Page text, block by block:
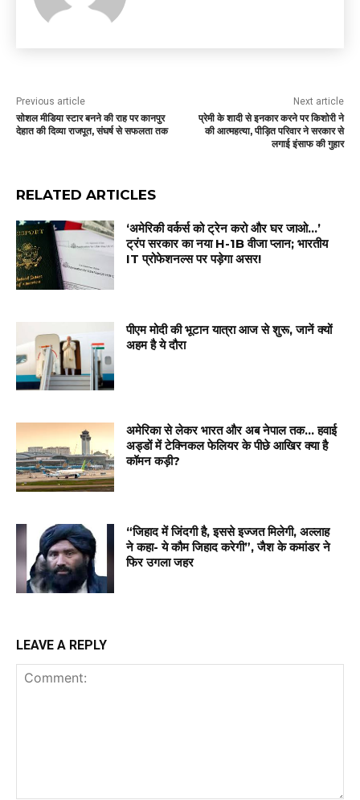
Previous article
सोशल मीडिया स्टार बनने की राह पर कानपुर
देहात की दिव्या राजपूत, संघर्ष से सफलता तक
Next article
प्रेमी के शादी से इनकार करने पर किशोरी ने
की आत्महत्या, पीड़ित परिवार ने सरकार से
लगाई इंसाफ की गुहार
RELATED ARTICLES
‘अमेरिकी वर्कर्स को ट्रेन करो और घर जाओ…’
ट्रंप सरकार का नया H-1B वीजा प्लान; भारतीय
IT प्रोफेशनल्स पर पड़ेगा असर!
पीएम मोदी की भूटान यात्रा आज से शुरू, जानें क्यों
अहम है ये दौरा
अमेरिका से लेकर भारत और अब नेपाल तक… हवाई
अड्डों में टेक्निकल फेलियर के पीछे आखिर क्या है
कॉमन कड़ी?
“जिहाद में जिंदगी है, इससे इज्जत मिलेगी, अल्लाह
ने कहा- ये कौम जिहाद करेगी”, जैश के कमांडर ने
फिर उगला जहर
LEAVE A REPLY